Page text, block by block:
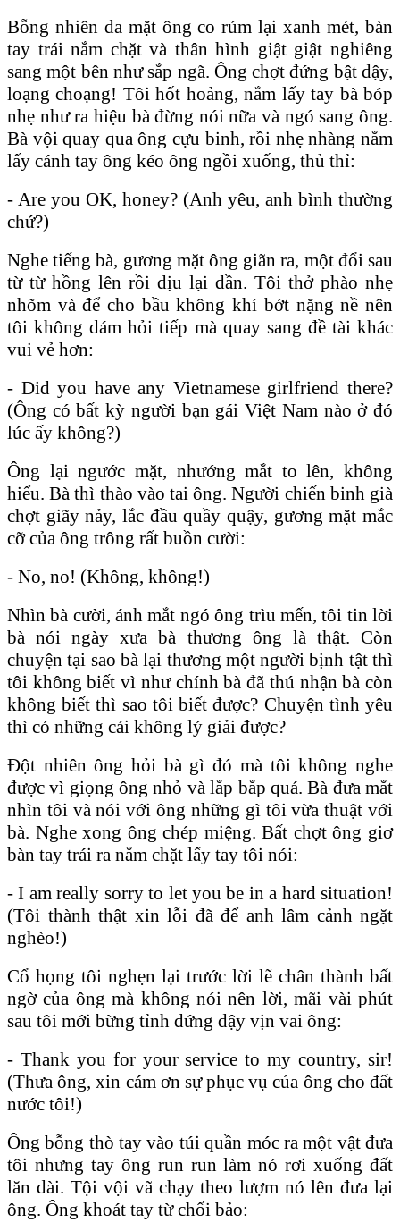
Bỗng nhiên da mặt ông co rúm lại xanh mét, bàn
tay trái nắm chặt và thân hình giật giật nghiêng
sang một bên như sắp ngã. Ông chợt đứng bật dậy,
loạng choạng! Tôi hốt hoảng, nắm lấy tay bà bóp
nhẹ như ra hiệu bà đừng nói nữa và ngó sang ông.
Bà vội quay qua ông cựu binh, rồi nhẹ nhàng nắm
lấy cánh tay ông kéo ông ngồi xuống, thủ thỉ:
- Are you OK, honey? (Anh yêu, anh bình thường
chứ?)
Nghe tiếng bà, gương mặt ông giãn ra, một đổi sau
từ từ hồng lên rồi dịu lại dần. Tôi thở phào nhẹ
nhõm và để cho bầu không khí bớt nặng nề nên
tôi không dám hỏi tiếp mà quay sang đề tài khác
vui vẻ hơn:
- Did you have any Vietnamese girlfriend there?
(Ông có bất kỳ người bạn gái Việt Nam nào ở đó
lúc ấy không?)
Ông lại ngước mặt, nhướng mắt to lên, không
hiểu. Bà thì thào vào tai ông. Người chiến binh già
chợt giãy nảy, lắc đầu quầy quậy, gương mặt mắc
cỡ của ông trông rất buồn cười:
- No, no! (Không, không!)
Nhìn bà cười, ánh mắt ngó ông trìu mến, tôi tin lời
bà nói ngày xưa bà thương ông là thật. Còn
chuyện tại sao bà lại thương một người bịnh tật thì
tôi không biết vì như chính bà đã thú nhận bà còn
không biết thì sao tôi biết được? Chuyện tình yêu
thì có những cái không lý giải được?
Đột nhiên ông hỏi bà gì đó mà tôi không nghe
được vì giọng ông nhỏ và lắp bắp quá. Bà đưa mắt
nhìn tôi và nói với ông những gì tôi vừa thuật với
bà. Nghe xong ông chép miệng. Bất chợt ông giơ
bàn tay trái ra nắm chặt lấy tay tôi nói:
- I am really sorry to let you be in a hard situation!
(Tôi thành thật xin lỗi đã để anh lâm cảnh ngặt
nghèo!)
Cổ họng tôi nghẹn lại trước lời lẽ chân thành bất
ngờ của ông mà không nói nên lời, mãi vài phút
sau tôi mới bừng tỉnh đứng dậy vịn vai ông:
- Thank you for your service to my country, sir!
(Thưa ông, xin cám ơn sự phục vụ của ông cho đất
nước tôi!)
Ông bỗng thò tay vào túi quần móc ra một vật đưa
tôi nhưng tay ông run run làm nó rơi xuống đất
lăn dài. Tội vội vã chạy theo lượm nó lên đưa lại
ông. Ông khoát tay từ chối bảo: